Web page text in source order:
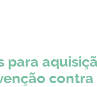
para
contra